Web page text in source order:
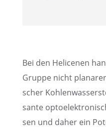
Bei den Helice­nen
Gruppe nicht
scher
sante
sen und daher ein